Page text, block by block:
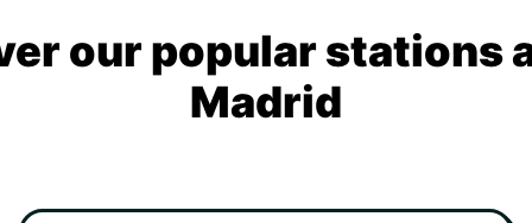
our popular stations
Madrid